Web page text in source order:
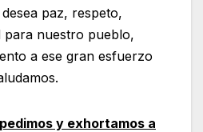
paz, respeto,
para nuestro pueblo,
a ese gran esfuerzo
y exhortamos a